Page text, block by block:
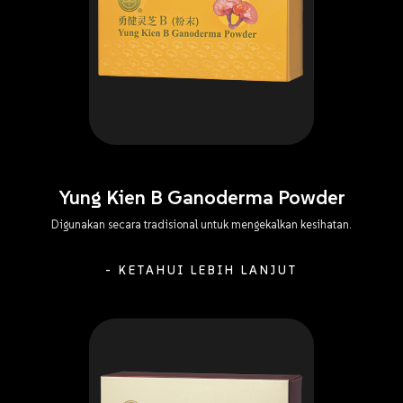
Yung Kien B Ganoderma Powder
Digunakan secara tradisional untuk mengekalkan kesihatan.
- KETAHUI LEBIH LANJUT